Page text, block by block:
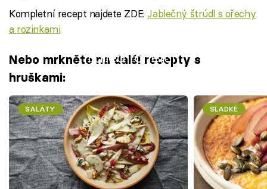
Kompletní recept najdete ZDE:Jablečný štrúdl s ořechy
a rozinkami
Failed to fetch
Nebo mrkněte na další recepty s
hruškami:
SALÁTY SLADKÉ